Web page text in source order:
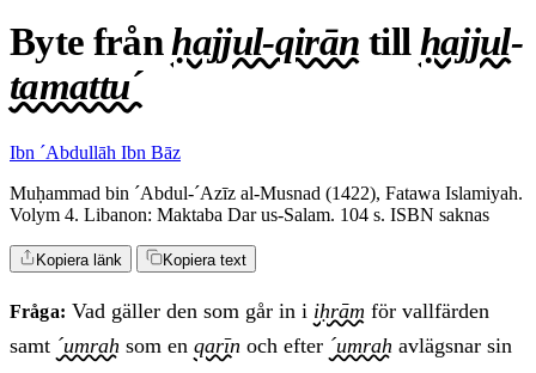
Byte frånḥajjul-qirān tillḥajjul-
tamattu´
Ibn ´Abdullāh Ibn Bāz
Muḥammad bin ´Abdul-´Azīz al-Musnad (1422), Fatawa Islamiyah.
Volym 4. Libanon: Maktaba Dar us-Salam. 104 s. ISBN saknas
Kopiera länk Kopiera text
Fråga: Vad gäller den som går in i iḥrām för vallfärden
samt ´umrah som en qarīn och efter ´umrah avlägsnar sin